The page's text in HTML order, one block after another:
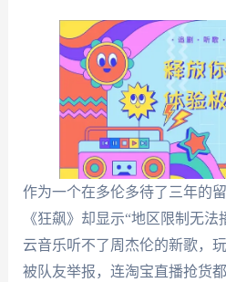
作为一个在多伦多待了三年的
《狂飙》却显示“地区限制无
云音乐听不了周杰伦的新歌，
被队友举报，连淘宝直播抢货